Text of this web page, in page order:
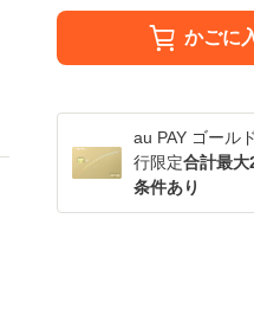
かごに
au PAY ゴール
行限定合計最
条件あり